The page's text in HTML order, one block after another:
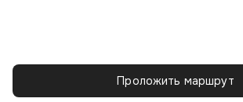
Проложить маршрут